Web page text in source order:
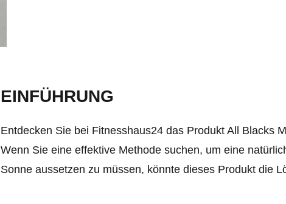
EINFÜHRUNG
Entdecken Sie bei Fitnesshaus24 das Produkt All Blacks
Wenn Sie eine effektive Methode suchen, um eine
Sonne aussetzen zu müssen, könnte dieses Produkt die